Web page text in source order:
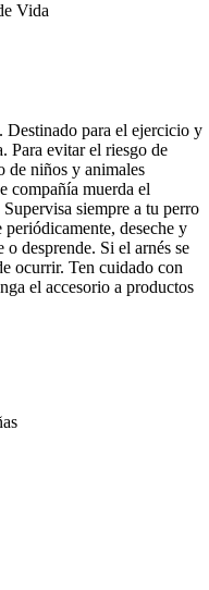
Vida
Destinado para el ejercicio y
Para evitar el riesgo de
de niños y animales
compañía muerda el
siempre a tu perro
periódicamente, deseche y
o desprende. Si el arnés se
ocurrir. Ten cuidado con
el accesorio a productos